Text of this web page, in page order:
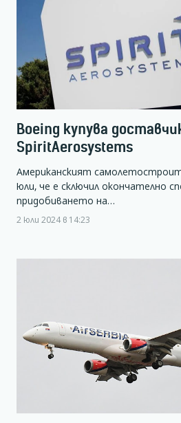
Boeing купува
SpiritAerosystems
Американският
юли, че е сключил окончателно
придобиването на…
2 юли 2024 в 14:23